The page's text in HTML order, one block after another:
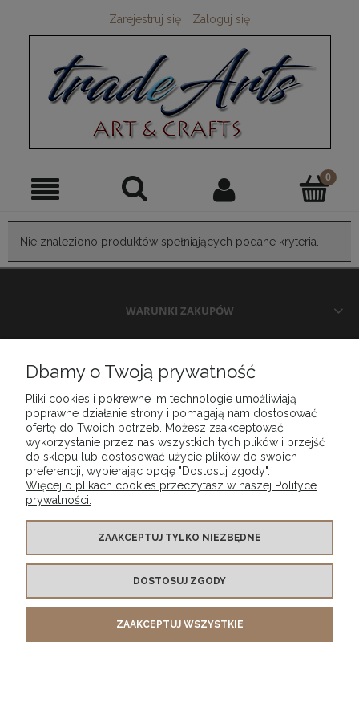
Zarejestruj się Zaloguj się
Nie znaleziono produktów spełniających podane kryteria.
WARUNKI ZAKUPÓW
INFORMACJE O SKLEPIE
POKAŻ PEŁNĄ WERSJĘ STRONY
Sklep internetowy Shoper.pl
Dbamy o Twoją prywatność
Pliki cookies i pokrewne im technologie umożliwiają
poprawne działanie strony i pomagają nam dostosować
ofertę do Twoich potrzeb. Możesz zaakceptować
wykorzystanie przez nas wszystkich tych plików i przejść
do sklepu lub dostosować użycie plików do swoich
preferencji, wybierając opcję "Dostosuj zgody".
Więcej o plikach cookies przeczytasz w naszej Polityce
prywatności.
ZAAKCEPTUJ TYLKO NIEZBĘDNE
DOSTOSUJ ZGODY
ZAAKCEPTUJ WSZYSTKIE